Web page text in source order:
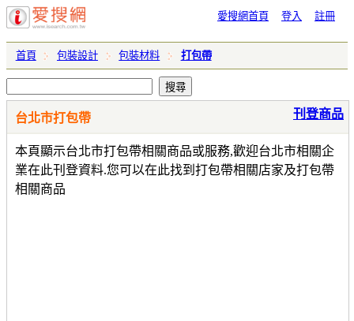
愛搜網首頁 登入 註冊
首頁 包裝設計 包裝材料 打包帶
台北市打包帶
本頁顯示台北市打包帶相關商品或服務,歡迎台北市相關企
業在此刊登資料.您可以在此找到打包帶相關店家及打包帶
相關商品
刊登商品